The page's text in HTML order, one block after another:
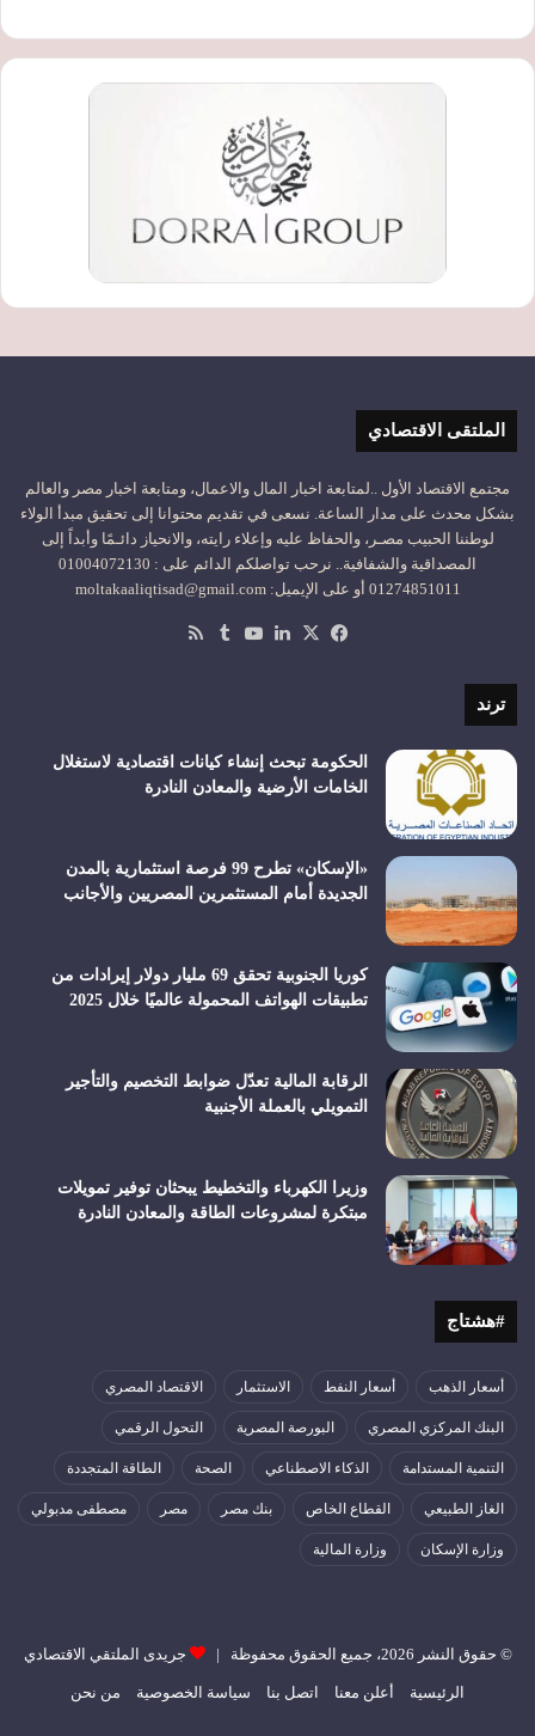
الملتقى الاقتصادي
مجتمع الاقتصاد الأول ..لمتابعة اخبار المال والاعمال، ومتابعة اخبار مصر والعالم
بشكل محدث على مدار الساعة. نسعى في تقديم محتوانا إلى تحقيق مبدأ الولاء
لوطننا الحبيب مصـر، والحفاظ عليه وإعلاء رايته، والانحياز دائـمًا وأبداً إلى
المصداقية والشفافية.. نرحب تواصلكم الدائم على : 01004072130
01274851011 أو على الإيميل: moltakaaliqtisad@gmail.com
فيسبوك
‫X لينكدإن‫YouTube
ترند
الحكومة تبحث إنشاء كيانات اقتصادية لاستغلال
الخامات الأرضية والمعادن النادرة
«الإسكان» تطرح 99 فرصة استثمارية بالمدن
الجديدة أمام المستثمرين المصريين والأجانب
كوريا الجنوبية تحقق 69 مليار دولار إيرادات من
تطبيقات الهواتف المحمولة عالميًا خلال 2025
الرقابة المالية تعدّل ضوابط التخصيم والتأجير
التمويلي بالعملة الأجنبية
وزيرا الكهرباء والتخطيط يبحثان توفير تمويلات
مبتكرة لمشروعات الطاقة والمعادن النادرة
#هشتاج
أسعار الذهب أسعار النفط الاستثمار الاقتصاد المصري
البنك المركزي المصري البورصة المصرية التحول الرقمي
التنمية المستدامة الذكاء الاصطناعي الصحة الطاقة المتجددة
الغاز الطبيعي القطاع الخاص بنك مصر مصر مصطفى مدبولي
وزارة الإسكان وزارة المالية
© حقوق النشر 2026، جميع الحقوق محفوظة | جريدى الملتقي الاقتصادي
الرئيسية أعلن معنا اتصل بنا سياسة الخصوصية من نحن